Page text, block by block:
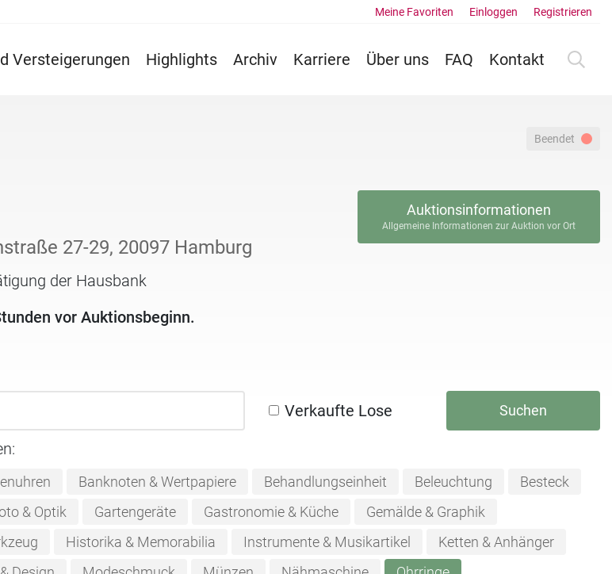
Versteigerungen Highlights Archiv Karriere Über uns FAQ Kontakt
Meine Favoriten Einloggen Registrieren
Beendet
27-29, 20097 Hamburg
der Hausbank
vor Auktionsbeginn.
Auktionsinformationen
Allgemeine Informationen zur Auktion vor Ort
Verkaufte Lose Suchen
Banknoten & Wertpapiere Behandlungseinheit Beleuchtung
Besteck
& Optik Gartengeräte Gastronomie & Küche
Gemälde & Graphik
Historika & Memorabilia Instrumente & Musikartikel
Ketten & Anhänger